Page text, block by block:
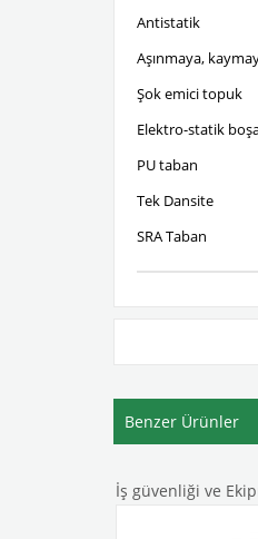
Antistatik
Aşınmaya,
Şok emici topuk
Elektro-statik
PU taban
Tek Dansite
SRA Taban
Benzer Ürünler
İş güvenliği ve